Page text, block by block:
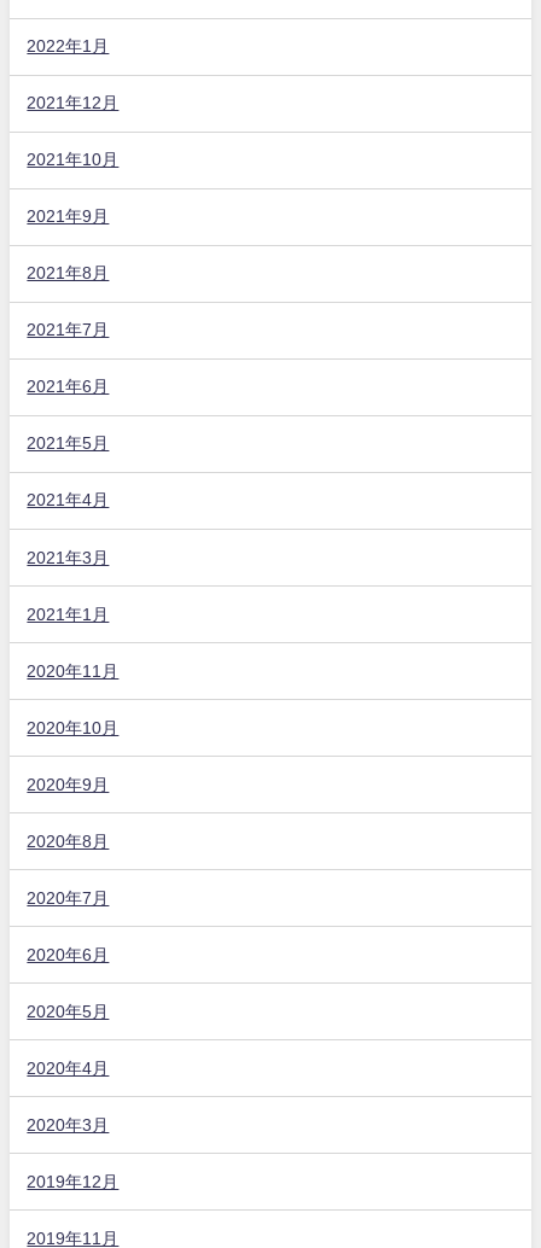
2022年1月
2021年12月
2021年10月
2021年9月
2021年8月
2021年7月
2021年6月
2021年5月
2021年4月
2021年3月
2021年1月
2020年11月
2020年10月
2020年9月
2020年8月
2020年7月
2020年6月
2020年5月
2020年4月
2020年3月
2019年12月
2019年11月